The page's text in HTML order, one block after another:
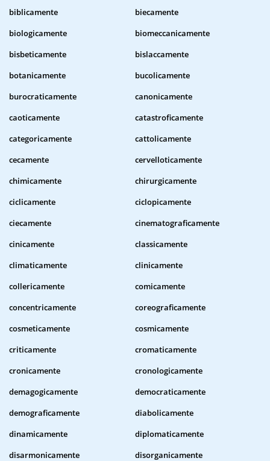
biblicamente
biecamente
biologicamente
biomeccanicamente
bisbeticamente
bislaccamente
botanicamente
bucolicamente
burocraticamente
canonicamente
caoticamente
catastroficamente
categoricamente
cattolicamente
cecamente
cervelloticamente
chimicamente
chirurgicamente
ciclicamente
ciclopicamente
ciecamente
cinematograficamente
cinicamente
classicamente
climaticamente
clinicamente
collericamente
comicamente
concentricamente
coreograficamente
cosmeticamente
cosmicamente
criticamente
cromaticamente
cronicamente
cronologicamente
demagogicamente
democraticamente
demograficamente
diabolicamente
dinamicamente
diplomaticamente
disarmonicamente
disorganicamente